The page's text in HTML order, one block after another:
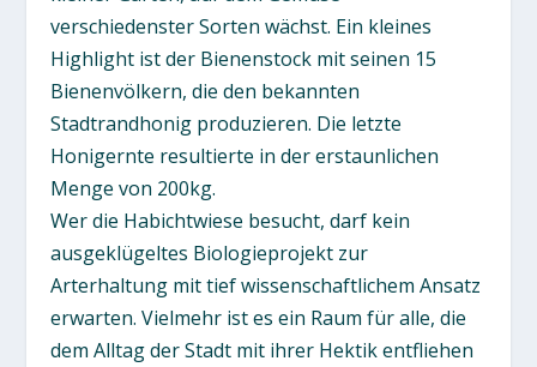
verschiedenster Sorten wächst. Ein kleines
Highlight ist der Bienenstock mit seinen 15
Bienenvölkern, die den bekannten
Stadtrandhonig produzieren. Die letzte
Honigernte resultierte in der erstaunlichen
Menge von 200kg.
Wer die Habichtwiese besucht, darf kein
ausgeklügeltes Biologieprojekt zur
Arterhaltung mit tief wissenschaftlichem Ansatz
erwarten. Vielmehr ist es ein Raum für alle, die
dem Alltag der Stadt mit ihrer Hektik entfliehen